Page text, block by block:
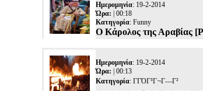
Ημερομηνία: 19-2-2014
Ώρα:
| 00:18
Κατηγορία:Funny
O Κάρολος της Αραβίας
Ημερομηνία: 19-2-2014
Ώρα:
| 00:13
Κατηγορία:ΓΓΌΓ³Γ¬Γ―Γ²